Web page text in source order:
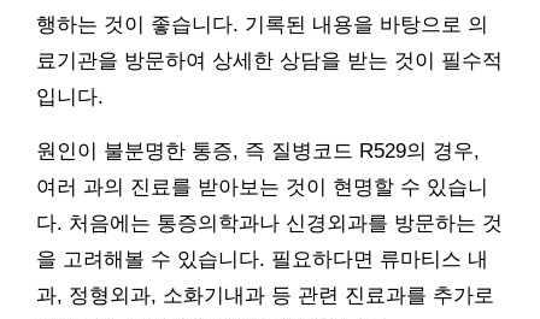
행하는 것이 좋습니다. 기록된 내용을 바탕으로 의
료기관을 방문하여 상세한 상담을 받는 것이 필수적
입니다.
원인이 불분명한 통증, 즉 질병코드 R529의 경우,
여러 과의 진료를 받아보는 것이 현명할 수 있습니
다. 처음에는 통증의학과나 신경외과를 방문하는 것
을 고려해볼 수 있습니다. 필요하다면 류마티스 내
과, 정형외과, 소화기내과 등 관련 진료과를 추가로